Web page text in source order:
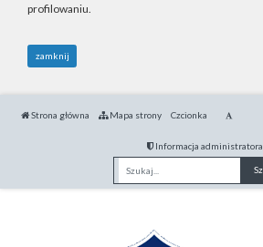
profilowaniu.
zamknij
Strona główna Mapa strony Czcionka
Informacja administratora
Fraza